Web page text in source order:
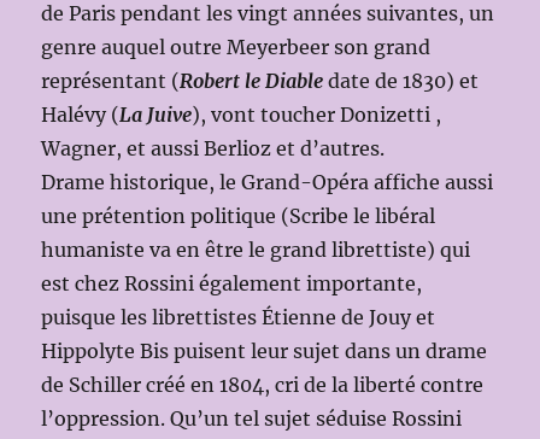
de Paris pendant les vingt années suivantes, un
genre auquel outre Meyerbeer son grand
représentant (Robert le Diable date de 1830) et
Halévy (La Juive), vont toucher Donizetti ,
Wagner, et aussi Berlioz et d’autres.
Drame historique, le Grand-Opéra affiche aussi
une prétention politique (Scribe le libéral
humaniste va en être le grand librettiste) qui
est chez Rossini également importante,
puisque les librettistes Étienne de Jouy et
Hippolyte Bis puisent leur sujet dans un drame
de Schiller créé en 1804, cri de la liberté contre
l’oppression. Qu’un tel sujet séduise Rossini